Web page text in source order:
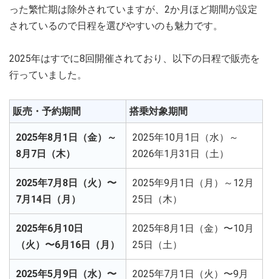
った繁忙期は除外されていますが、2か月ほど期間が設定
されているので日程を選びやすいのも魅力です。
2025年はすでに8回開催されており、以下の日程で販売を
行っていました。
販売・予約期間 搭乗対象期間
2025年8月1日（金）～
8月7日（木）
2025年10月1日（水）～
2026年1月31日（土）
2025年7月8日（火）〜
7月14日（月）
2025年9月1日（月）～12月
25日（木）
2025年6月10日
（火）〜6月16日（月）
2025年8月1日（金）〜10月
25日（土）
2025年5月9日（水）〜
2025年7月1日（火）〜9月